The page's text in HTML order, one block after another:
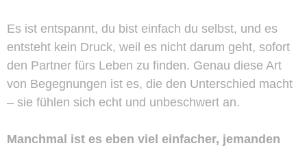
Es ist entspannt, du bist einfach du selbst, und es
entsteht kein Druck, weil es nicht darum geht, sofort
den Partner fürs Leben zu finden. Genau diese Art
von Begegnungen ist es, die den Unterschied macht
– sie fühlen sich echt und unbeschwert an.
Manchmal ist es eben viel einfacher, jemanden